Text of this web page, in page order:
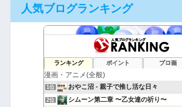
人気ブログランキング
ランキング ポイント ブロ画
1位 おやこ沼 - 親子で推し活な日々
2位 シムーン第二章 〜乙女達の祈り〜